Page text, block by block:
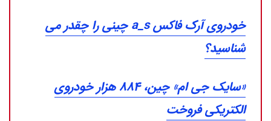
خودروی آرک فاکس a_s چینی را چقدر می
شناسید؟
«سایک جی ام» چین، ۸۸۴ هزار خودروی
الکتریکی فروخت